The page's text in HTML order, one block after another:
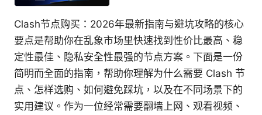
Clash节点购买：2026年最新指南与避坑攻略的核心
要点是帮助你在乱象市场里快速找到性价比最高、稳
定性最佳、隐私安全性最强的节点方案。下面是一份
简明而全面的指南，帮助你理解为什么需要 Clash 节
点、怎样选购、如何避免踩坑，以及在不同场景下的
实用建议。作为一位经常需要翻墙上网、观看视频、